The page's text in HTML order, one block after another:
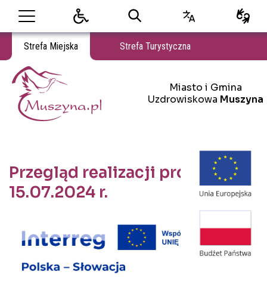
Strefa Miejska Strefa Turystyczna
Miasto i Gmina Uzdrowiskowa Muszyna
Miasto i Gmina
Uzdrowiskowa Muszyna
Miasto i Gmina Uzdrowiskowa Muszyna
Przegląd realizacji projektu -
15.07.2024 r.